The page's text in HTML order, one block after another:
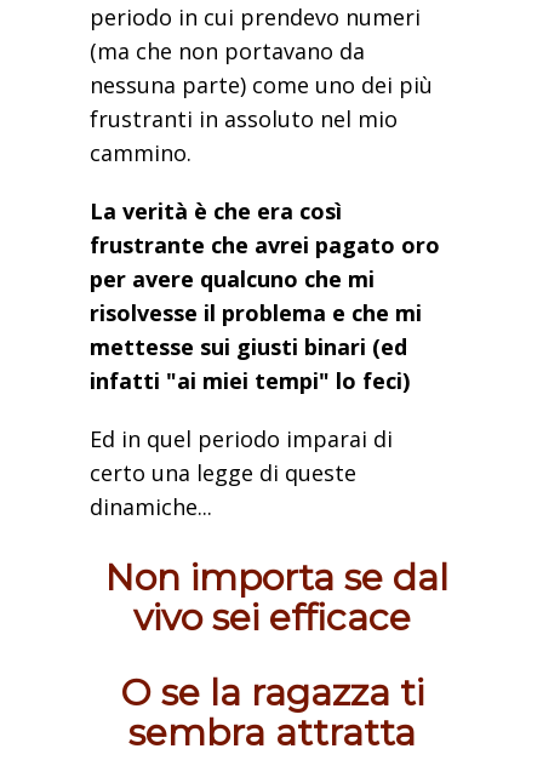
periodo in cui prendevo numeri
(ma che non portavano da
nessuna parte) come uno dei più
frustranti in assoluto nel mio
cammino.
La verità è che era così
frustrante che avrei pagato oro
per avere qualcuno che mi
risolvesse il problema e che mi
mettesse sui giusti binari (ed
infatti "ai miei tempi" lo feci)
Ed in quel periodo imparai di
certo una legge di queste
dinamiche...
Non importa se dal
vivo sei efficace
O se la ragazza ti
sembra attratta